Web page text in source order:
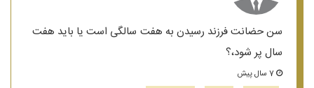
سن حضانت فرزند رسیدن به هفت سالگی است یا باید هفت
سال پر شود،؟